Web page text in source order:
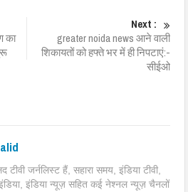
का
Next :
greater noida news आने वाली
शिकायतों को हफ्ते भर में ही निपटाएं:-
सीईओ
टीवी जर्नलिस्ट हैं, सहारा समय, इंडिया टीवी,
इंडिया न्यूज़ सहित कई नेश्नल न्यूज़ चैनलों